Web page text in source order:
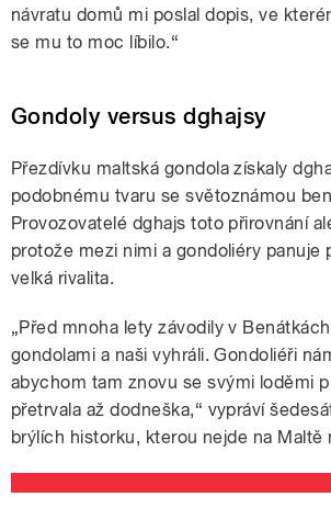
návratu domů mi poslal dopis, ve
se mu to moc líbilo.“
Gondoly versus dghajsy
Přezdívku maltská gondola získaly
podobnému tvaru se světoznámou
Provozovatelé dghajs toto přirovnání
protože mezi nimi a gondoliéry panuje
velká rivalita.
„Před mnoha lety závodily v
gondolami a naši vyhráli. Gondoliéři
abychom tam znovu se svými loděmi
přetrvala až dodneška,“ vypráví
brýlích historku, kterou nejde na Maltě